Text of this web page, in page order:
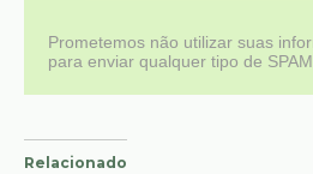
Prometemos não utilizar suas
para enviar qualquer tipo de
Relacionado